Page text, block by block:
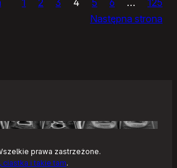
Następna strona
prawa zastrzeżone.
i takie tam.